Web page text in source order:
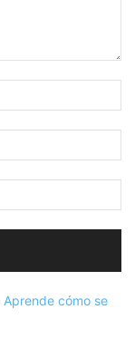
Aprende cómo se